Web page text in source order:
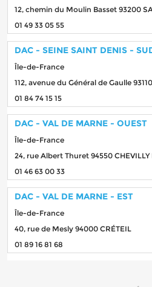
12, chemin du Moulin Basset 93200
01 49 33 05 55
DAC - SEINE SAINT DENIS -
Île-de-France
112, avenue du Général de Gaulle
01 84 74 15 15
DAC - VAL DE MARNE - OUEST
Île-de-France
24, rue Albert Thuret 94550 CHEVILLY
01 46 63 00 33
DAC - VAL DE MARNE - EST
Île-de-France
40, rue de Mesly 94000 CRÉTEIL
01 89 16 81 68